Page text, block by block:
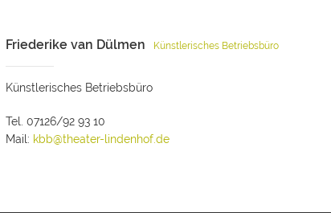
Friederike van Dülmen Künstlerisches Betriebsbüro
Künstlerisches Betriebsbüro
Tel. 07126/92 93 10
Mail: kbb@theater-lindenhof.de